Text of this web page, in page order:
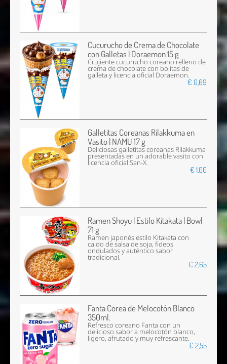
Cucurucho de Crema de Chocolate
con Galletas | Doraemon 15 g
Crujiente cucurucho coreano relleno de
crema de chocolate con bolitas de
galleta y licencia oficial Doraemon.
€ 0,69
Galletitas Coreanas Rilakkuma en
Vasito | NAMU 17 g
Deliciosas galletitas coreanas Rilakkuma
presentadas en un adorable vasito con
licencia oficial San-X.
€ 1,00
Ramen Shoyu | Estilo Kitakata | Bowl
71 g
Ramen japonés estilo Kitakata con
caldo de salsa de soja, fideos
ondulados y auténtico sabor
tradicional.
€ 2,65
Fanta Corea de Melocotón Blanco
350ml.
Refresco coreano Fanta con un
delicioso sabor a melocotón blanco,
ligero, afrutado y muy refrescante.
€ 2,55